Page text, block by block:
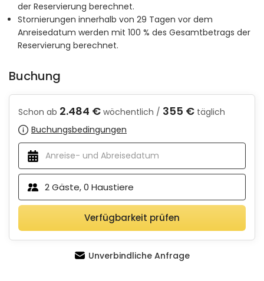
der Reservierung berechnet.
Stornierungen innerhalb von 29 Tagen vor dem
Anreisedatum werden mit 100 % des Gesamtbetrags der
Reservierung berechnet.
Buchung
Schon ab 2.484 € wöchentlich / 355 € täglich
Buchungsbedingungen
2Gäste,0 Haustiere
Verfügbarkeit prüfen
Unverbindliche Anfrage